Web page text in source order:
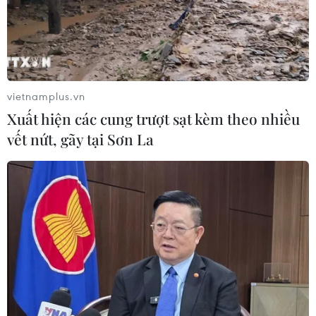
03/08/2026 16:12
Iran tuyên bố chưa đạt đủ điều kiện
để mở lại eo biển Hormuz
03/08/2026 15:59
Làn sóng người Israel di cư ra nước
ngoài vẫn ở mức kỷ lục
03/08/2026 11:32
Tín hiệu tích cực đối với tiến trình
phục hồi kinh tế của Syria
03/08/2026 07:22
vietnamplus.vn
Xuất hiện các cung trượt sạt kèm theo nhiều
vết nứt, gãy tại Sơn La